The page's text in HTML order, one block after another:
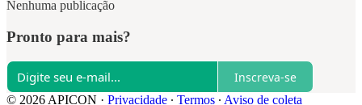
Nenhuma publicação
Pronto para mais?
Inscreva-se
© 2026 APICON · Privacidade ∙ Termos ∙ Aviso de coleta